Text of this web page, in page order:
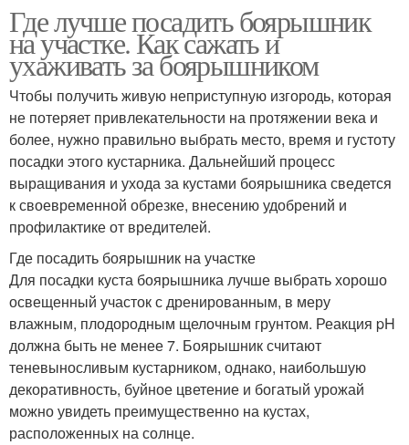
Где лучше посадить боярышник
на участке. Как сажать и
ухаживать за боярышником
Чтобы получить живую неприступную изгородь, которая
не потеряет привлекательности на протяжении века и
более, нужно правильно выбрать место, время и густоту
посадки этого кустарника. Дальнейший процесс
выращивания и ухода за кустами боярышника сведется
к своевременной обрезке, внесению удобрений и
профилактике от вредителей.
Где посадить боярышник на участке
Для посадки куста боярышника лучше выбрать хорошо
освещенный участок с дренированным, в меру
влажным, плодородным щелочным грунтом. Реакция pH
должна быть не менее 7. Боярышник считают
теневыносливым кустарником, однако, наибольшую
декоративность, буйное цветение и богатый урожай
можно увидеть преимущественно на кустах,
расположенных на солнце.